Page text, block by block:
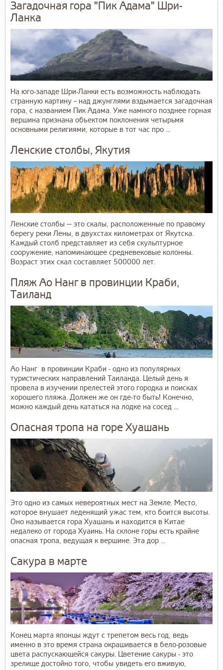
Загадочная гора "Пик Адама" Шри-
Ланка
На юго-западе Шри-Ланки есть возможность наблюдать
странную картину – над джунглями вздымается загадочная
гора, с названием Пик Адама. Уже намного позднее горная
вершина признана объектом поклонения четырьмя
основными религиями, которые в тот час про ...
Ленские столбы, Якутия
Ленские столбы — это скалы, расположенные по правому
берегу реки Лены, в двухстах километрах от Якутска.
Каждый столб представляет из себя скульптурное
сооружение, напоминающее средневековые колонны.
Возраст этих скал составляет 500000 лет.
Пляж Ао Нанг в провинции Краби,
Таиланд
Ао Нанг в провинции Краби - одно из популярных
туристических направлений Таиланда. Целый день я
провела в изучении прелестей этого городка и поисках
хорошего пляжа. Должен же он где-то быть! Конечно,
можно каждый день кататься на лодке на сосед ...
Опасная тропа на горе Хуашань
Это одно из самых невероятных мест на Земле. Место,
которое внушает леденящий ужас тем, кто боится высоты.
Оно называется гора Хуашань и находится в Китае
недалеко от города Хуаинь. На склоне горы есть крайне
опасная тропа, ведущая к вершине. Эта дор ...
Сакура в марте
Конец марта японцы ждут с трепетом весь год, ведь
именно в это время страна окрашивается в бело-розовые
цвета распускающейся сакуры. Цветение сакуры - это
зрелище достойно того, чтобы увидеть его вживую,